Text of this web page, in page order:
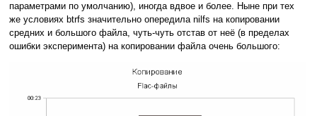
параметрами по умолчанию), иногда вдвое и более. Ныне при тех
же условиях btrfs значительно опередила nilfs на копировании
средних и большого файла, чуть-чуть отстав от неё (в пределах
ошибки эксперимента) на копировании файла очень большого: